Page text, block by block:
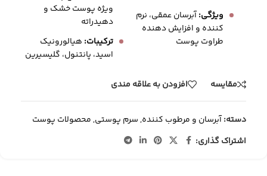
ویژگی:آبرسان عمقی، نرم‌
کننده و افزایش‌ دهنده
طراوت پوست
ویژه پوست خشک و
دهیدراته
ترکیبات: هیالورونیک
اسید، پانتنول، گلیسیرین
مقایسه افزودن به علاقه مندی
دسته:آبرسان و مرطوب کننده,سرم پوستی,محصولات پوست
اشتراک گذاری: